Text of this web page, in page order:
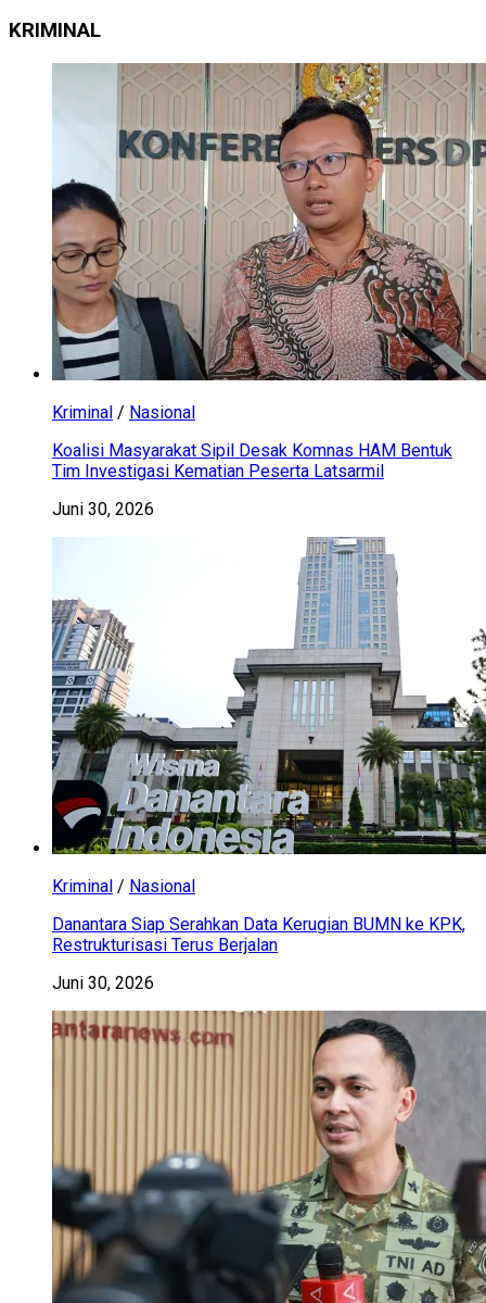
KRIMINAL
Kriminal / Nasional
Koalisi Masyarakat Sipil Desak Komnas HAM Bentuk
Tim Investigasi Kematian Peserta Latsarmil
Juni 30, 2026
Kriminal / Nasional
Danantara Siap Serahkan Data Kerugian BUMN ke KPK,
Restrukturisasi Terus Berjalan
Juni 30, 2026